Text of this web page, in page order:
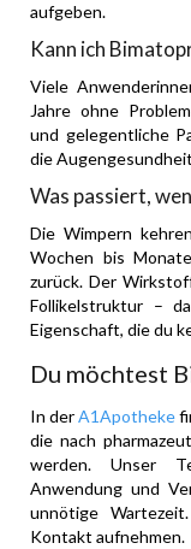
aufgeben.
Kann ich
Viele
Jahre ohne
und gelegentliche
die
Was passiert,
Die Wimpern
Wochen bis
zurück. Der
Follikelstruktur –
Eigenschaft, die du
Du möchtest
In derA1Apotheke
die nach
werden. Unser
Anwendung und
unnötige
Kontakt aufnehmen.